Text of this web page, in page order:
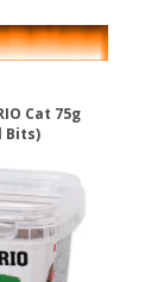
Cat 75g
Bits)